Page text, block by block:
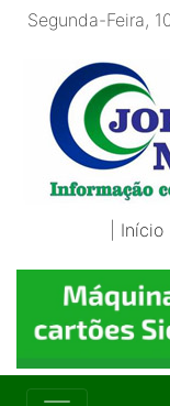
Segunda-Feira,
Início